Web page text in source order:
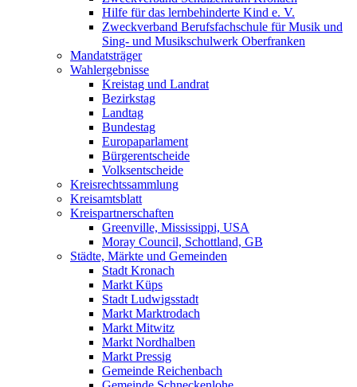
Hilfe für das lernbehinderte Kind e. V.
Zweckverband Berufsfachschule für Musik und
Sing- und Musikschulwerk Oberfranken
Mandatsträger
Wahlergebnisse
Kreistag und Landrat
Bezirkstag
Landtag
Bundestag
Europaparlament
Bürgerentscheide
Volksentscheide
Kreisrechtssammlung
Kreisamtsblatt
Kreispartnerschaften
Greenville, Mississippi, USA
Moray Council, Schottland, GB
Städte, Märkte und Gemeinden
Stadt Kronach
Markt Küps
Stadt Ludwigsstadt
Markt Marktrodach
Markt Mitwitz
Markt Nordhalben
Markt Pressig
Gemeinde Reichenbach